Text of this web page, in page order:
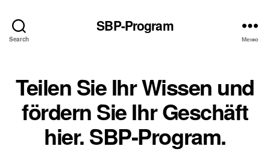
Search
SBP-Program
Меню
Teilen Sie Ihr Wissen und
fördern Sie Ihr Geschäft
hier. SBP-Program.